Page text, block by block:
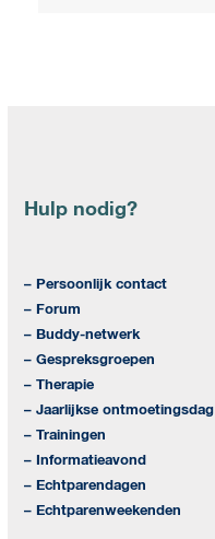
Hulp nodig?
– Persoonlijk contact
– Forum
– Buddy-netwerk
– Gespreksgroepen
– Therapie
– Jaarlijkse ontmoetingsdag
– Trainingen
– Informatieavond
– Echtparendagen
– Echtparenweekenden